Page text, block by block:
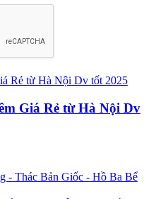
Giá Rẻ từ Hà Nội Dv